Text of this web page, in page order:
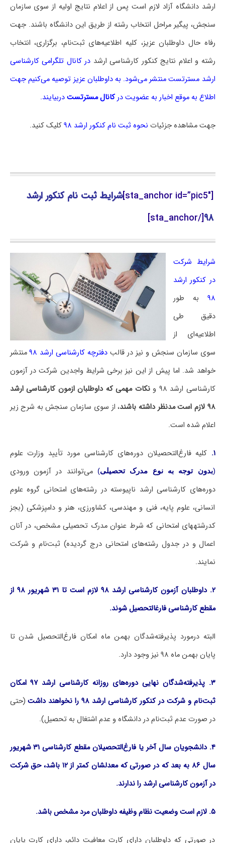
ارشد دانشگاه آزاد لازم است پس از اعلام نتایج اولیه از سوی سازمان
سنجش، پیگیر مراحل انتخاب رشته از طریق این دانشگاه باشند. جهت
رفاه حال داوطلبان عزیز، کلیه اطلاعیه‌های ثبت‌نام، برگزاری، انتخاب
رشته و اعلام نتایج کنکور کارشناسی ارشد درکانال تلگرامی کارشناسی
ارشد مسترتستمنتشر می‌شود. به داوطلبان عزیز توصیه می‌کنیم جهت
اطلاع به موقع اخبار به عضویت درکانال مسترتستدربیایند.
جهت مشاهده جزئیات نحوه ثبت نام کنکور ارشد ۹۸ کلیک کنید.
[sta_anchor id=”pic5″]
شرایط ثبت نام کنکور ارشد
۹۸[/sta_anchor]
شرایط شرکت
در کنکور ارشد
۹۸ به طور
دقیق طی
اطلاعیه‌ای از
سوی سازمان سنجش و نیز در قالب دفترچه کارشناسی ارشد ۹۸
منتشر
خواهد شد. اما پیش از این نیز برخی شرایط واجدین شرکت در آزمون
کارشناسی ارشد ۹۸ و
نکات مهمی که داوطلبان ازمون کارشناسی ارشد
۹۸ لازم است مدنظر داشته باشند
، از سوی سازمان سنجش به شرح زیر
اعلام شده است.
۱. کلیه فارغ‌التحصیلان دوره‌های کارشناسی مورد تأیید وزارت علوم
(بدون توجه به نوع مدرک تحصیلی)
می‌توانند در آزمون ورودی
دوره‌های کارشناسی ارشد ناپیوسته در رشته‌های امتحانی گروه علوم
انسانی، علوم پایه، فنی و مهندسی، کشاورزی، هنر و دامپزشکی (بجز
کدرشته‎های امتحانی که شرط عنوان مدرک تحصیلی مشخص، در آنان
اعمال و در جدول رشته‌های امتحانی درج گردیده) ثبت‌نام و شرکت
نمایند.
۲. داوطلبان آزمون کارشناسی ارشد ۹۸ لازم است تا ۳۱ شهریور ۹۸ از
مقطع کارشناسی فارغ‎التحصیل شوند.
البته درمورد پذیرفته‌شدگان بهمن ماه امکان فارغ‌التحصیل شدن تا
پایان بهمن ماه ۹۸ نیز وجود دارد.
۳. پذیرفته‌شدگان نهایی دوره‌های روزانه کارشناسی ارشد ۹۷ امکان
ثبت‌نام و شرکت در کنکور کارشناسی ارشد ۹۸ را نخواهند داشت
(حتی
در صورت عدم ثبت‌نام در دانشگاه و عدم اشتغال به تحصیل).
۴. دانشجویان سال آخر یا فارغ‌التحصیلان مقطع کارشناسی ۳۱ شهریور
سال ۸۶ به بعد که در صورتی که معدلشان کمتر از ۱۲ باشد، حق شرکت
در آزمون کارشناسی ارشد را ندارند.
۵. لازم است وضعیت نظام وظیفه داوطلبان مرد مشخص باشد.
در صورتی که داوطلبان دارای کارت معافیت دائم، دارای کارت پایان